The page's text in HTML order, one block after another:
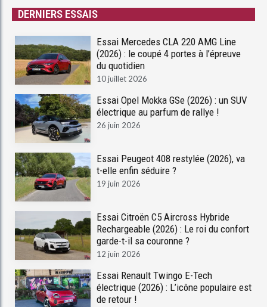
DERNIERS ESSAIS
Essai Mercedes CLA 220 AMG Line
(2026) : le coupé 4 portes à l’épreuve
du quotidien
10 juillet 2026
Essai Opel Mokka GSe (2026) : un SUV
électrique au parfum de rallye !
26 juin 2026
Essai Peugeot 408 restylée (2026), va
t-elle enfin séduire ?
19 juin 2026
Essai Citroën C5 Aircross Hybride
Rechargeable (2026) : Le roi du confort
garde-t-il sa couronne ?
12 juin 2026
Essai Renault Twingo E-Tech
électrique (2026) : L’icône populaire est
de retour !